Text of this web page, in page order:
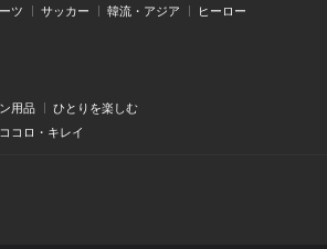
ツ サッカー 韓流・アジア ヒーロー
用品
ひとりを楽しむ
コロ・キレイ